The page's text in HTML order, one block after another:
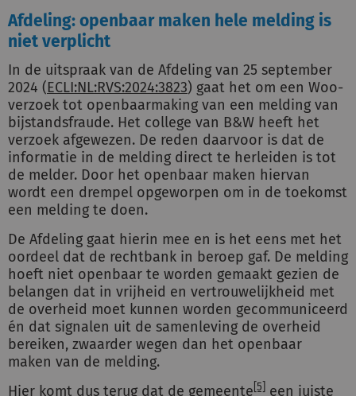
Afdeling: openbaar maken hele melding is
niet verplicht
In de uitspraak van de Afdeling van 25 september
2024 (ECLI:NL:RVS:2024:3823) gaat het om een Woo-
verzoek tot openbaarmaking van een melding van
bijstandsfraude. Het college van B&W heeft het
verzoek afgewezen. De reden daarvoor is dat de
informatie in de melding direct te herleiden is tot
de melder. Door het openbaar maken hiervan
wordt een drempel opgeworpen om in de toekomst
een melding te doen.
De Afdeling gaat hierin mee en is het eens met het
oordeel dat de rechtbank in beroep gaf. De melding
hoeft niet openbaar te worden gemaakt gezien de
belangen dat in vrijheid en vertrouwelijkheid met
de overheid moet kunnen worden gecommuniceerd
én dat signalen uit de samenleving de overheid
bereiken, zwaarder wegen dan het openbaar
maken van de melding.
Hier komt dus terug dat de gemeente [5] een juiste